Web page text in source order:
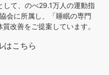
して、のべ29.1万人の運動指
会に所属し、「睡眠の専門
改善をご提案しています。
はこちら